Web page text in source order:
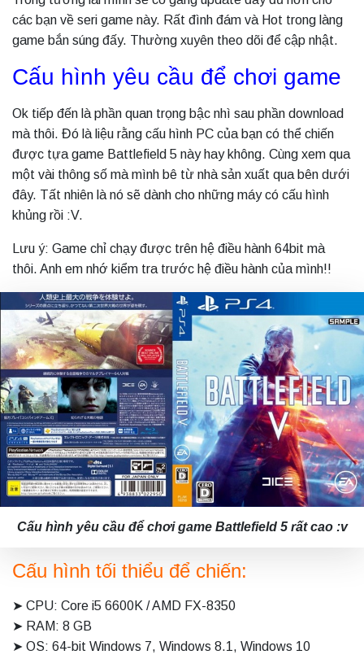
các bạn về seri game này. Rất đình đám và Hot trong làng
game bắn súng đấy. Thường xuyên theo dõi để cập nhật.
Cấu hình yêu cầu để chơi game
Ok tiếp đến là phần quan trọng bậc nhì sau phần download
mà thôi. Đó là liệu rằng cấu hình PC của bạn có thể chiến
được tựa game Battlefield 5 này hay không. Cùng xem qua
một vài thông số mà mình bê từ nhà sản xuất qua bên dưới
đây. Tất nhiên là nó sẽ dành cho những máy có cấu hình
khủng rồi :V.
Lưu ý: Game chỉ chạy được trên hệ điều hành 64bit mà
thôi. Anh em nhớ kiểm tra trước hệ điều hành của mình!!
Cấu hình yêu cầu để chơi game Battlefield 5 rất cao :v
Cấu hình tối thiểu để chiến:
➤ CPU: Core i5 6600K / AMD FX-8350
➤ RAM: 8 GB
➤ OS: 64-bit Windows 7, Windows 8.1, Windows 10